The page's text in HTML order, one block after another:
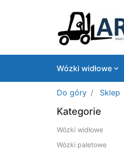
Wózki widłowe
Do góry Sklep
Kategorie
Wózki widłowe
Wózki paletowe